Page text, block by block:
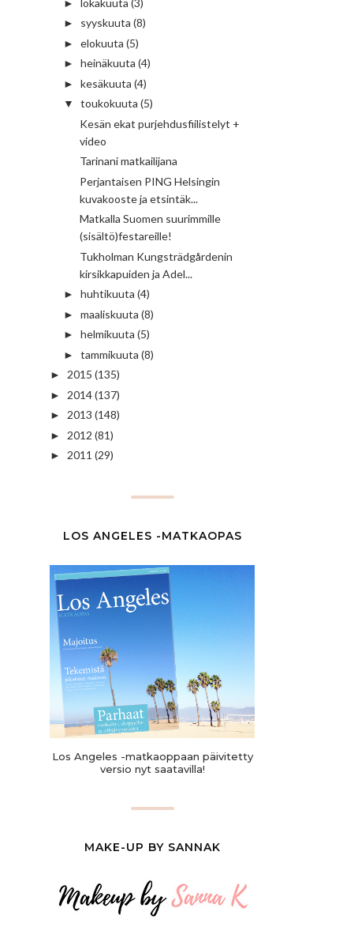
►
► syyskuuta (8)
► elokuuta (5)
► heinäkuuta (4)
► kesäkuuta (4)
▼ toukokuuta (5)
Kesän ekat purjehdusfiilistelyt +
video
Tarinani matkailijana
Perjantaisen PING Helsingin
kuvakooste ja etsintäk...
Matkalla Suomen suurimmille
(sisältö)festareille!
Tukholman Kungsträdgårdenin
kirsikkapuiden ja Adel...
► huhtikuuta (4)
► maaliskuuta (8)
► helmikuuta (5)
► tammikuuta (8)
► 2015 (135)
► 2014(137)
► 2013 (148)
► 2012 (81)
► 2011 (29)
LOS ANGELES -MATKAOPAS
Los Angeles -matkaoppaan päivitetty
versio nyt saatavilla!
MAKE-UP BY SANNAK